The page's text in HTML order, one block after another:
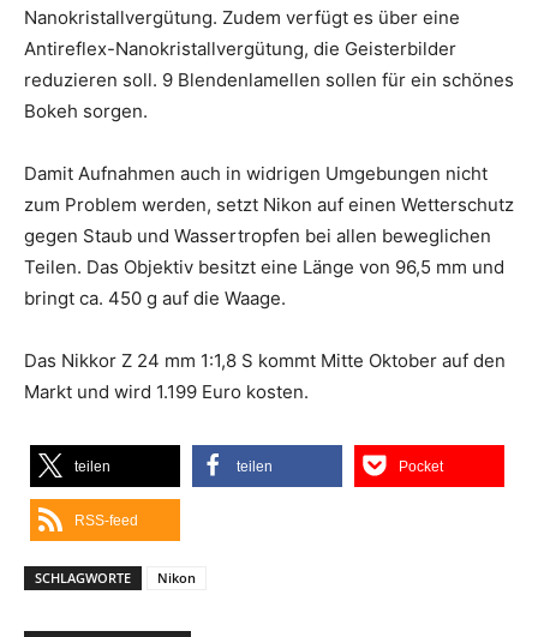
Nanokristallvergütung. Zudem verfügt es über eine
Antireflex-Nanokristallvergütung, die Geisterbilder
reduzieren soll. 9 Blendenlamellen sollen für ein schönes
Bokeh sorgen.
Damit Aufnahmen auch in widrigen Umgebungen nicht
zum Problem werden, setzt Nikon auf einen Wetterschutz
gegen Staub und Wassertropfen bei allen beweglichen
Teilen. Das Objektiv besitzt eine Länge von 96,5 mm und
bringt ca. 450 g auf die Waage.
Das Nikkor Z 24 mm 1:1,8 S kommt Mitte Oktober auf den
Markt und wird 1.199 Euro kosten.
teilen teilen Pocket
RSS-feed
SCHLAGWORTE Nikon